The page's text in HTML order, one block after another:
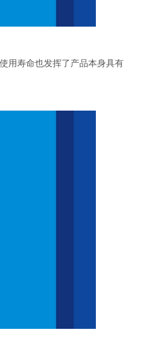
用寿命也发挥了产品本身具有